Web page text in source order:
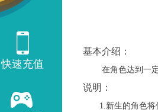
快速充值
基本介绍：
在角色达到一定
说明：
1.新生的角色